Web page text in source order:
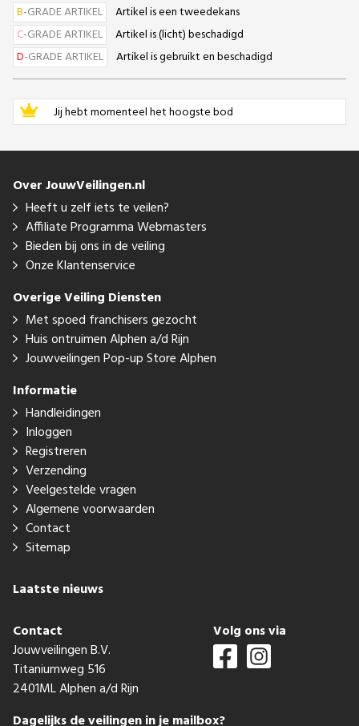
B-GRADE ARTIKEL
Artikel is een tweedekans
C-GRADE ARTIKEL
Artikel is (licht) beschadigd
D-GRADE ARTIKEL Artikel is gebruikt en beschadigd
Jij hebt momenteel het hoogste bod
Over JouwVeilingen.nl
Heeft u zelf iets te veilen?
Affiliate Programma Webmasters
Bieden bij ons in de veiling
Onze Klantenservice
Overige Veiling Diensten
Met spoed franchisers gezocht
Huis ontruimen Alphen a/d Rijn
Jouwveilingen Pop-up Store Alphen
Informatie
Handleidingen
Inloggen
Registreren
Verzending
Veelgestelde vragen
Algemene voorwaarden
Contact
Sitemap
Laatste nieuws
Contact
Jouwveilingen B.V.
Titaniumweg 516
2401ML Alphen a/d Rijn
Volg ons via
Dagelijks de veilingen in je mailbox?